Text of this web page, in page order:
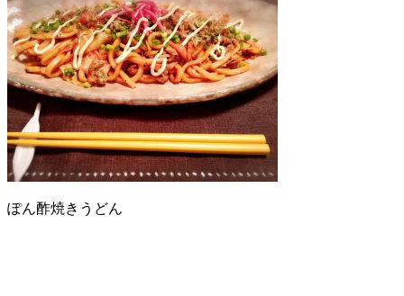
ぽん酢焼きうどん